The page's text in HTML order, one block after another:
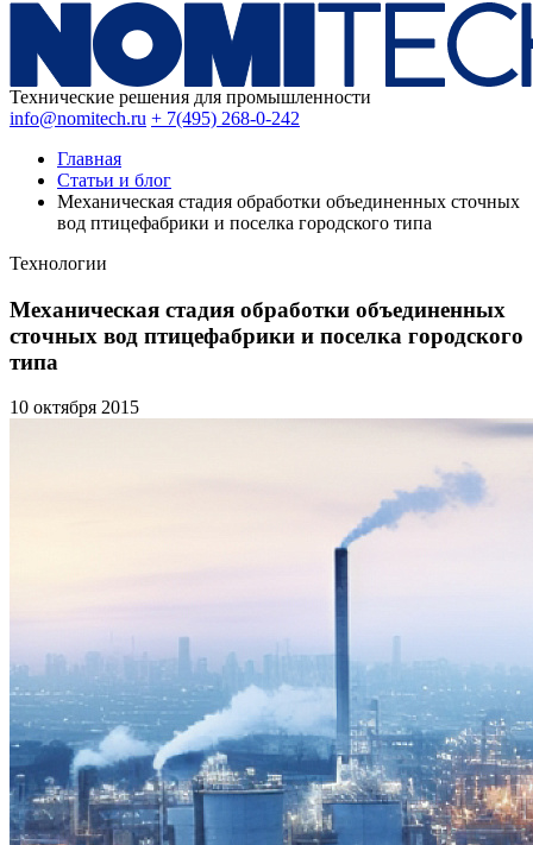
Технические решения для промышленности
info@nomitech.ru + 7(495) 268-0-242
Главная
Статьи и блог
Механическая стадия обработки объединенных сточных
вод птицефабрики и поселка городского типа
Технологии
Механическая стадия обработки объединенных
сточных вод птицефабрики и поселка городского
типа
10 октября 2015